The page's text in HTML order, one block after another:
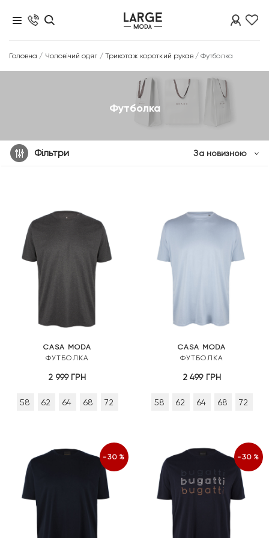
Головна / Чоловічий одяг / Трикотаж короткий рукав /Футболка
Футболка
Фільтри За новизною
CASA MODA
ФУТБОЛКА
2 999 ГРН
58 62 64 68 72
CASA MODA
ФУТБОЛКА
2 499 ГРН
58 62 64 68 72
-30% -30%